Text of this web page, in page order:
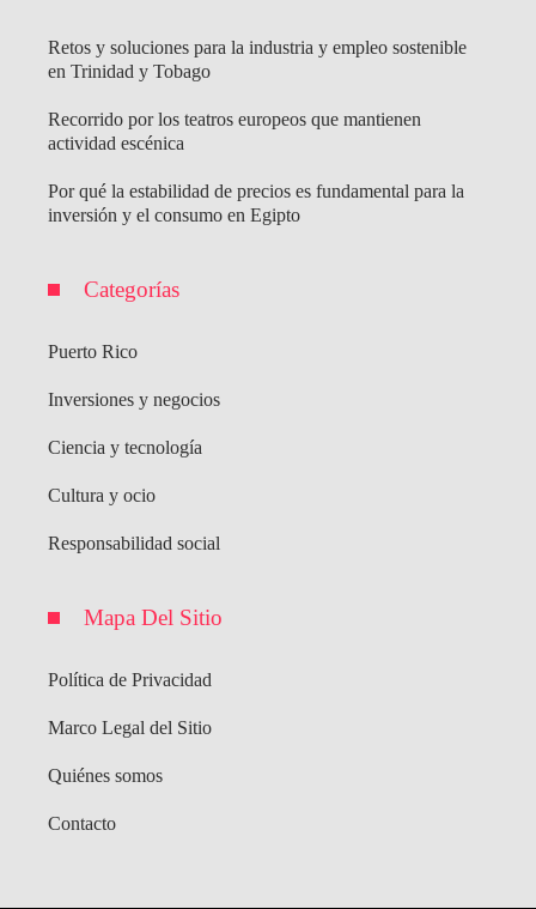
Retos y soluciones para la industria y empleo sostenible
en Trinidad y Tobago
Recorrido por los teatros europeos que mantienen
actividad escénica
Por qué la estabilidad de precios es fundamental para la
inversión y el consumo en Egipto
Categorías
Puerto Rico
Inversiones y negocios
Ciencia y tecnología
Cultura y ocio
Responsabilidad social
Mapa Del Sitio
Política de Privacidad
Marco Legal del Sitio
Quiénes somos
Contacto